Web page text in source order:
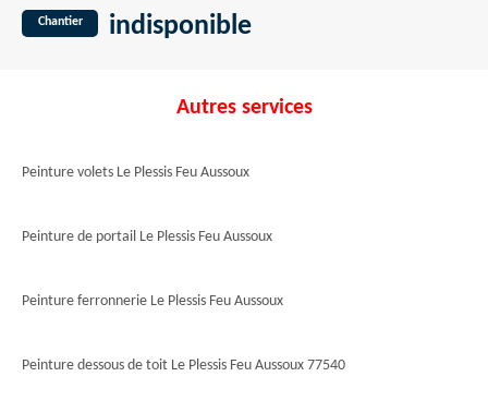
Chantier indisponible
Autres services
Peinture volets Le Plessis Feu Aussoux
Peinture de portail Le Plessis Feu Aussoux
Peinture ferronnerie Le Plessis Feu Aussoux
Peinture dessous de toit Le Plessis Feu Aussoux 77540